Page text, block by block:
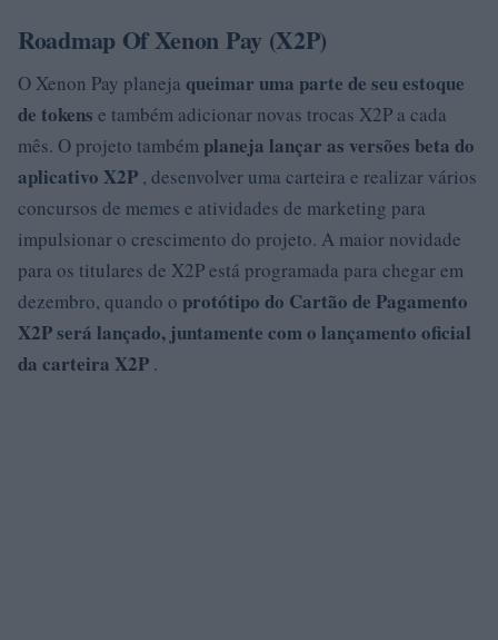
Roadmap Of Xenon Pay (X2P)
O Xenon Pay planeja queimar uma parte de seu estoque
de tokens e também adicionar novas trocas X2P a cada
mês. O projeto também planeja lançar as versões beta do
aplicativo X2P , desenvolver uma carteira e realizar vários
concursos de memes e atividades de marketing para
impulsionar o crescimento do projeto. A maior novidade
para os titulares de X2P está programada para chegar em
dezembro, quando o protótipo do Cartão de Pagamento
X2P será lançado, juntamente com o lançamento oficial
da carteira X2P .